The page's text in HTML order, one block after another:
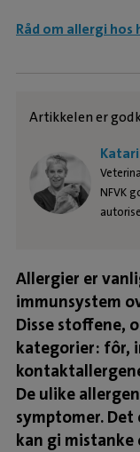
Råd om allergi hos
Artikkelen er
NFVK
Allergier er
immunsystem
Disse stoffene,
kategorier: fôr,
De ulike
symptomer.
kan gi